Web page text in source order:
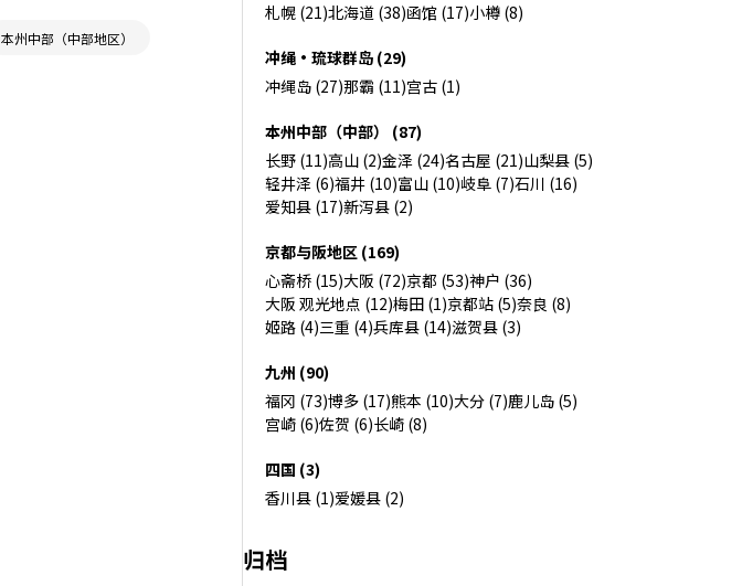
本州中部（中部地区）
札幌 (21)北海道 (38)函馆 (17)小樽 (8)
冲绳・琉球群岛 (29)
冲绳岛 (27)那霸 (11)宫古 (1)
本州中部（中部） (87)
长野 (11)高山 (2)金泽 (24)名古屋 (21)山梨县 (5)
轻井泽 (6)福井 (10)富山 (10)岐阜 (7)石川 (16)
爱知县 (17)新泻县 (2)
京都与阪地区 (169)
心斋桥 (15)大阪 (72)京都 (53)神户 (36)
大阪 观光地点 (12)梅田 (1)京都站 (5)奈良 (8)
姬路 (4)三重 (4)兵库县 (14)滋贺县 (3)
九州 (90)
福冈 (73)博多 (17)熊本 (10)大分 (7)鹿儿岛 (5)
宫崎 (6)佐贺 (6)长崎 (8)
四国 (3)
香川县 (1)爱媛县 (2)
归档